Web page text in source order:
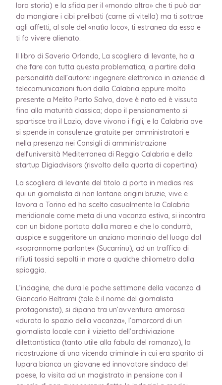
loro storia) e la sfida per il «mondo altro» che ti può dar
da mangiare i cibi prelibati (carne di vitella) ma ti sottrae
agli affetti, al sole del «natìo loco», ti estranea da esso e
ti fa vivere alienato.
Il libro di Saverio Orlando, La scogliera di levante, ha a
che fare con tutta questa problematica, a partire dalla
personalità dell’autore: ingegnere elettronico in aziende di
telecomunicazioni fuori dalla Calabria eppure molto
presente a Melito Porto Salvo, dove è nato ed è vissuto
fino alla maturità classica; dopo il pensionamento si
spartisce tra il Lazio, dove vivono i figli, e la Calabria ove
si spende in consulenze gratuite per amministratori e
nella presenza nei Consigli di amministrazione
dell’università Mediterranea di Reggio Calabria e della
startup Digiadvisors (risvolto della quarta di copertina).
La scogliera di levante del titolo ci porta in medias res:
qui un giornalista di non lontane origini bruzie, vive e
lavora a Torino ed ha scelto casualmente la Calabria
meridionale come meta di una vacanza estiva, si incontra
con un bidone portato dalla marea e che lo condurrà,
auspice e suggeritore un anziano marinaio del luogo dal
«soprannome parlante» (Sucarrinu), ad un traffico di
rifiuti tossici sepolti in mare a qualche chilometro dalla
spiaggia.
L’indagine, che dura le poche settimane della vacanza di
Giancarlo Beltrami (tale è il nome del giornalista
protagonista), si dipana tra un’avventura amorosa
«durata lo spazio della vacanza», l’amarcord di un
giornalista locale con il vizietto dell’archiviazione
dilettantistica (tanto utile alla fabula del romanzo), la
ricostruzione di una vicenda criminale in cui era sparito di
lupara bianca un giovane ed innovatore sindaco del
paese, la visita ad un magistrato in pensione con il